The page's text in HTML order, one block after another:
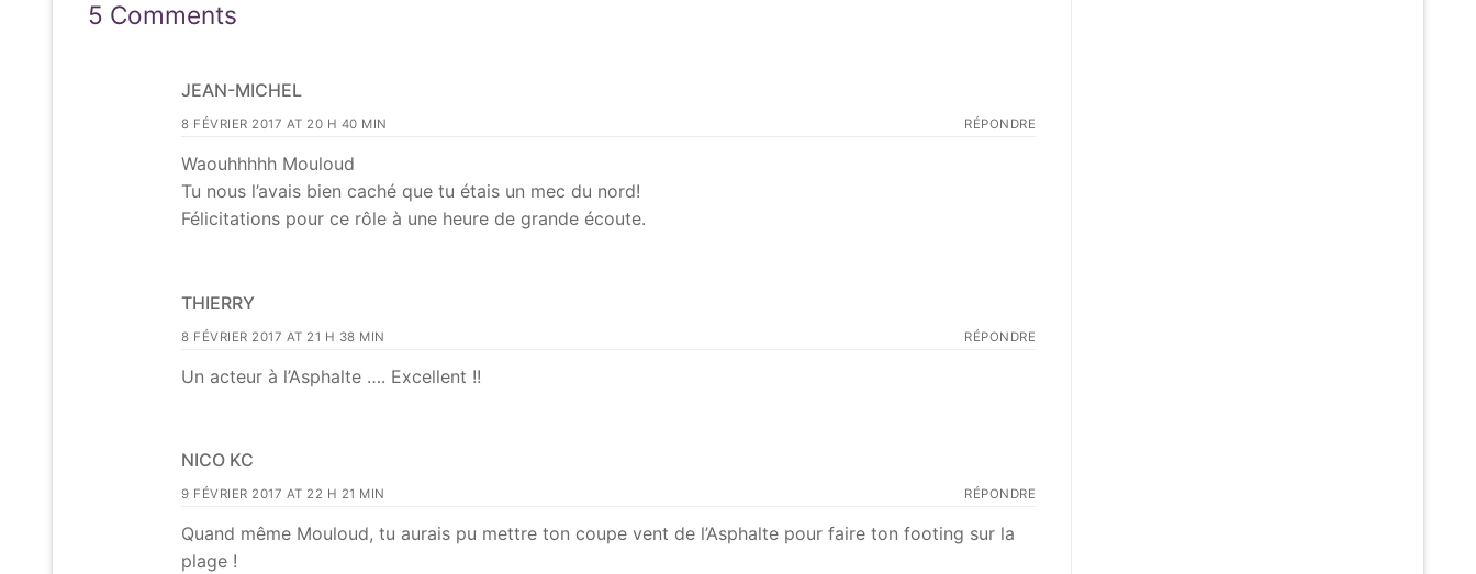
5 Comments
JEAN-MICHEL
8 FÉVRIER 2017 AT 20 H 40 MIN RÉPONDRE
Waouhhhhh Mouloud
Tu nous l’avais bien caché que tu étais un mec du nord!
Félicitations pour ce rôle à une heure de grande écoute.
THIERRY
8 FÉVRIER 2017 AT 21 H 38 MIN RÉPONDRE
Un acteur à l’Asphalte …. Excellent !!
NICO KC
9 FÉVRIER 2017 AT 22 H 21 MIN RÉPONDRE
Quand même Mouloud, tu aurais pu mettre ton coupe vent de l’Asphalte pour faire ton footing sur la
plage !